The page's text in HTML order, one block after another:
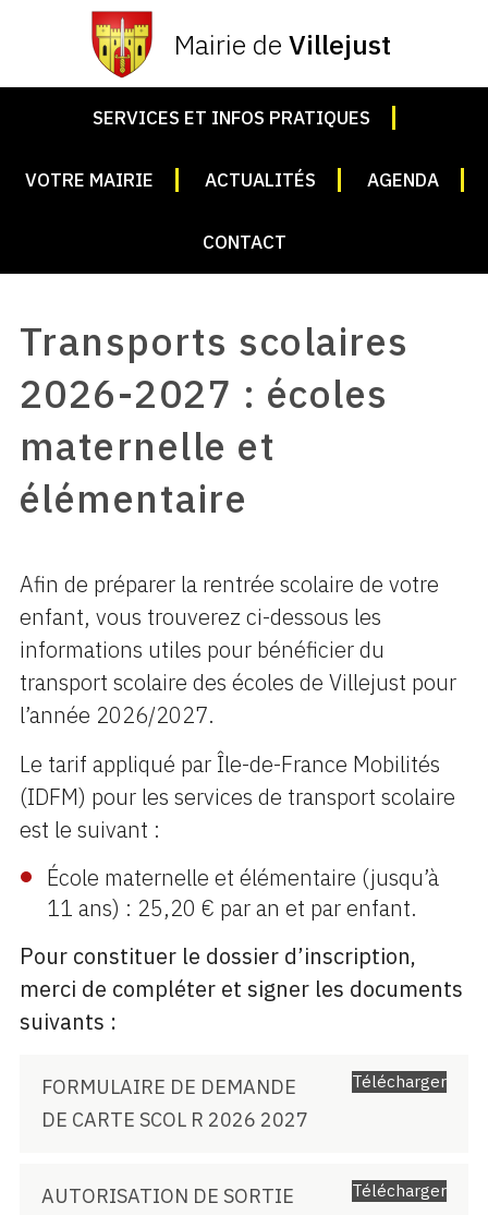
Mairie de Villejust
SERVICES ET INFOS PRATIQUES
VOTRE MAIRIE ACTUALITÉS AGENDA
CONTACT
Transports scolaires
2026-2027 : écoles
maternelle et
élémentaire
Afin de préparer la rentrée scolaire de votre
enfant, vous trouverez ci-dessous les
informations utiles pour bénéficier du
transport scolaire des écoles de Villejust pour
l’année 2026/2027.
Le tarif appliqué par Île-de-France Mobilités
(IDFM) pour les services de transport scolaire
est le suivant :
École maternelle et élémentaire (jusqu’à
11 ans) : 25,20 € par an et par enfant.
Pour constituer le dossier d’inscription,
merci de compléter et signer les documents
suivants :
FORMULAIRE DE DEMANDE
DE CARTE SCOL R 2026 2027
Télécharger
AUTORISATION DE SORTIE
Télécharger